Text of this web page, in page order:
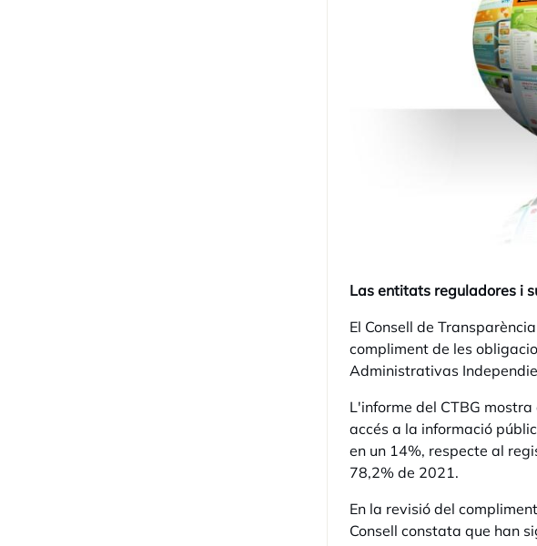
Las entitats reguladores i
El Consell de
compliment de les
Administrativas
L'informe del CTBG mostra
accés a la informació
en un 14%, respecte al
78,2% de 2021.
En la revisió del compliment
Consell constata que han